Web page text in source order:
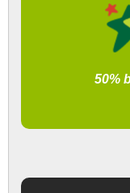
50%